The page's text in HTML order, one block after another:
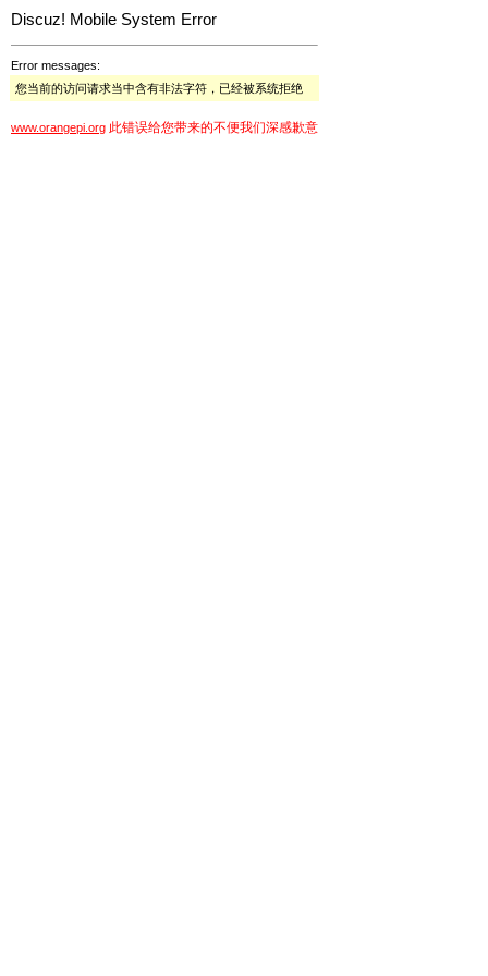
Discuz! Mobile System Error
Error messages:
您当前的访问请求当中含有非法字符，已经被系统拒绝
www.orangepi.org 此错误给您带来的不便我们深感歉意